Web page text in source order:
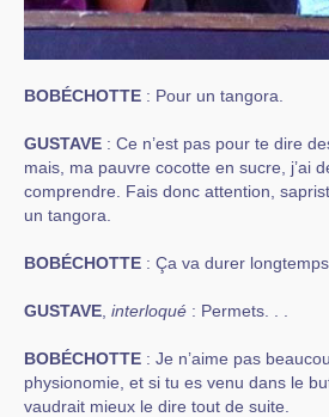
BOBÉCHOTTE : Pour un tangora.
GUSTAVE : Ce n’est pas pour te dire
mais, ma pauvre cocotte en sucre, j’ai
comprendre. Fais donc attention,
un tangora.
BOBÉCHOTTE : Ça va durer
GUSTAVE interloqué : Permets. . .
BOBÉCHOTTE : Je n’aime pas
physionomie, et si tu es venu dans le
vaudrait mieux le dire tout de suite.